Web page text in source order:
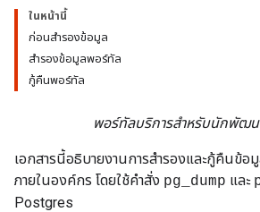
ในหน้านี้
ก่อนสำรองข้อมูล
สำรองข้อมูลพอร์ทัล
กู้คืนพอร์ทัล
พอร์ทัลบริการสำหรับนักพัฒน
เอกสารนี้อธิบายงานการสำรองและกู้คืนข้อ
ภายในองค์กร โดยใช้คำสั่ง pg_dump และ
Postgres